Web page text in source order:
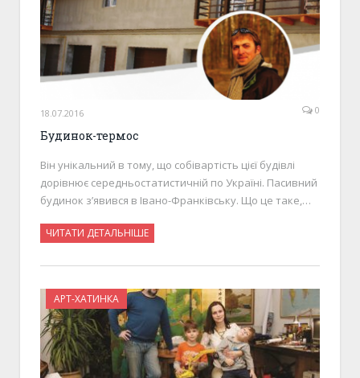
18.07.2016 0
Будинок-термос
Він унікальний в тому, що собівартість цієї будівлі
дорівнює середньостатистичній по Україні. Пасивний
будинок з’явився в Івано-Франківську. Що це таке,…
ЧИТАТИ ДЕТАЛЬНІШЕ
АРТ-ХАТИНКА